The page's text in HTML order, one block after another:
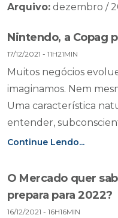
Arquivo: dezembro /
Nintendo, a Copag
17/12/2021 - 11H21MIN
Muitos negócios
imaginamos. Nem
Uma característica
entender,
Continue Lendo...
O Mercado quer
prepara para 2022?
16/12/2021 - 16H16MIN